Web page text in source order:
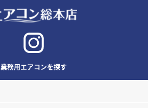
業務用エアコンを探す